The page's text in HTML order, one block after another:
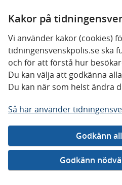
Kakor på
Vi använder kakor (cookies)
tidningensvenskpolis.se ska
och för att förstå hur
Du kan välja att godkänna
Du kan när som helst ändra
Så här använder